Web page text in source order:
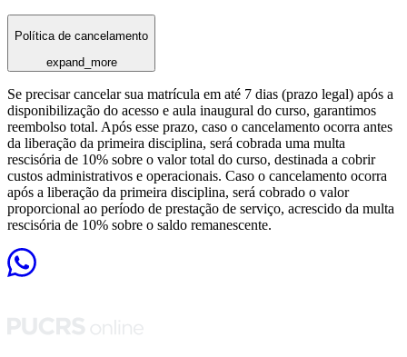
Política de cancelamento
expand_more
Se precisar cancelar sua matrícula em até 7 dias (prazo legal) após a
disponibilização do acesso e aula inaugural do curso, garantimos
reembolso total. Após esse prazo, caso o cancelamento ocorra antes
da liberação da primeira disciplina, será cobrada uma multa
rescisória de 10% sobre o valor total do curso, destinada a cobrir
custos administrativos e operacionais. Caso o cancelamento ocorra
após a liberação da primeira disciplina, será cobrado o valor
proporcional ao período de prestação de serviço, acrescido da multa
rescisória de 10% sobre o saldo remanescente.